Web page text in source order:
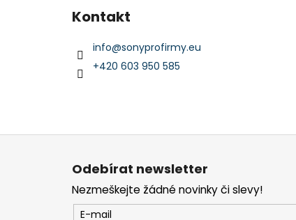
Kontakt
info@sonyprofirmy.eu
+420 603 950 585
Odebírat newsletter
Nezmeškejte žádné novinky či slevy!
E-mail